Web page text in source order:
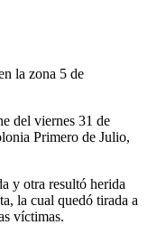
la zona 5 de
del viernes 31 de
Primero de Julio,
y otra resultó herida
la cual quedó tirada a
víctimas.